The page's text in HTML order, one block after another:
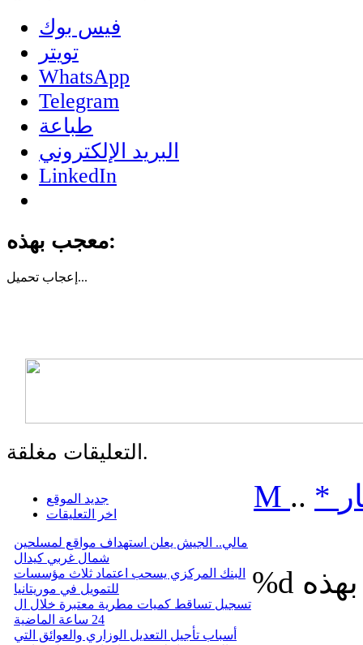
فيس بوك
تويتر
WhatsApp
Telegram
طباعة
البريد الإلكتروني
LinkedIn
معجب بهذه:
إعجاب تحميل...
التعليقات مغلقة.
جديد الموقع
اخر التعليقات
مالي.. الجيش يعلن استهداف مواقع لمسلحين
شمال غربي كيدال
البنك المركزي يسحب اعتماد ثلاث مؤسسات
للتمويل في موريتانيا
تسجيل تساقط كميات مطرية معتبرة خلال ال
24 ساعة الماضية
أسباب تأجيل التعديل الوزاري والعوائق التي
M .. *
%d